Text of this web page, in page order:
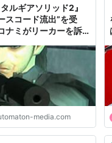
模な化学災害が誘発
FOXHOUND部隊の出
加はこれが初となる「
務（スニーキングミッ
ルギアソリッド2』
スコード流出”を受
ナミがリーカーを訴え
」に向けて徹底追及の
- AUTOMATON
media.com